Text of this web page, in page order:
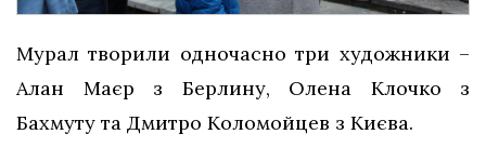
Мурал творили одночасно три художники –
Алан Маєр з Берлину, Олена Клочко з
Бахмуту та Дмитро Коломойцев з Києва.